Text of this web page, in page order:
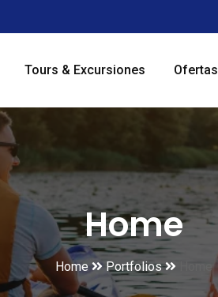
Tours & Excursiones Ofertas
Home
Home Portfolios Home